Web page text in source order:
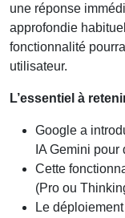
une réponse
approfondie
fonctionnalité
utilisateur.
L’essentiel à
Google a
IA Gemini
Cette
(Pro ou
Le